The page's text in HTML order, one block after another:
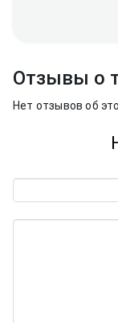
Отзывы о
Нет отзывов об